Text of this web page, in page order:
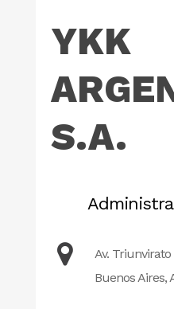
YKK
S.A.
Av. Triunvirato
Buenos Aires,